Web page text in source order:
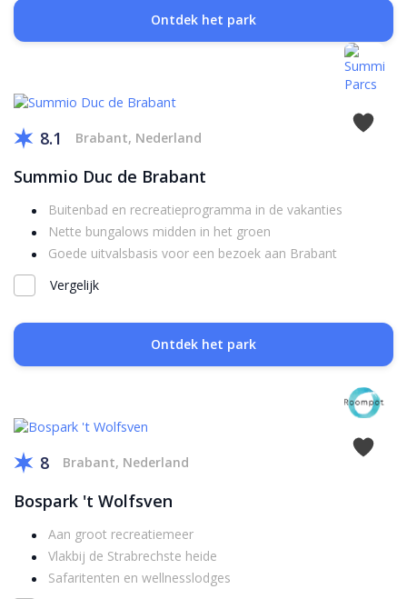
Ontdek het park
8.1 Brabant, Nederland
Summio Duc de Brabant
Buitenbad en recreatieprogramma in de vakanties
Nette bungalows midden in het groen
Goede uitvalsbasis voor een bezoek aan Brabant
Vergelijk
Ontdek het park
8 Brabant, Nederland
Bospark 't Wolfsven
Aan groot recreatiemeer
Vlakbij de Strabrechste heide
Safaritenten en wellnesslodges